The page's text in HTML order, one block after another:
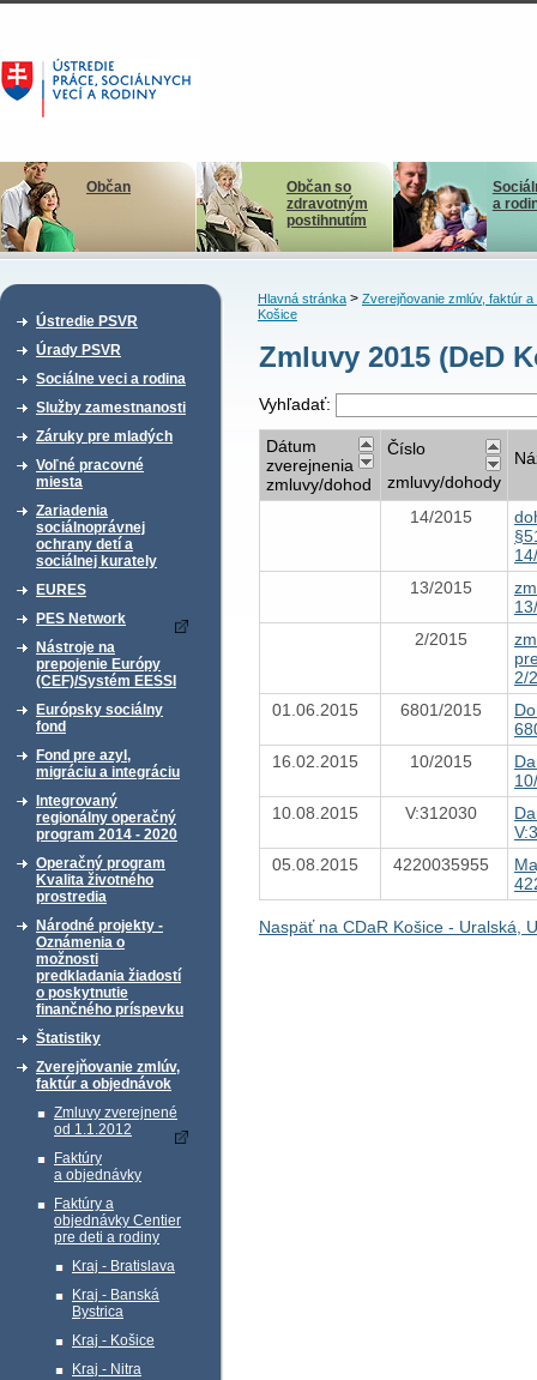
Občan
Občan so
zdravotným
postihnutím
a
Ústredie PSVR
Úrady PSVR
Sociálne veci a rodina
Služby zamestnanosti
Záruky pre mladých
Voľné pracovné
miesta
Zariadenia
sociálnoprávnej
ochrany detí a
sociálnej kurately
EURES
PES Network
Nástroje na
prepojenie Európy
(CEF)/Systém EESSI
Európsky sociálny
fond
Fond pre azyl,
migráciu a integráciu
Integrovaný
regionálny operačný
program 2014 - 2020
Operačný program
Kvalita životného
prostredia
Národné projekty -
Oznámenia o
možnosti
predkladania žiadostí
o poskytnutie
finančného príspevku
Štatistiky
Zverejňovanie zmlúv,
faktúr a objednávok
Zmluvy zverejnené
od 1.1.2012
Faktúry
a objednávky
Faktúry a
objednávky Centier
pre deti a rodiny
Kraj - Bratislava
Kraj - Banská
Bystrica
Kraj - Košice
Kraj - Nitra
Hlavná stránka> Zverejňovanie zmlúv, faktúr a
Košice
Zmluvy 2015 (DeD
Vyhľadať:
Dátum
zverejnenia
zmluvy/dohod
Číslo
zmluvy/dohody
14/2015
13/2015
2/2015
2/
01.06.2015
6801/2015
16.02.2015
10/2015
10.08.2015
V:312030
05.08.2015
4220035955
Naspäť na CDaR Košice - Uralská,